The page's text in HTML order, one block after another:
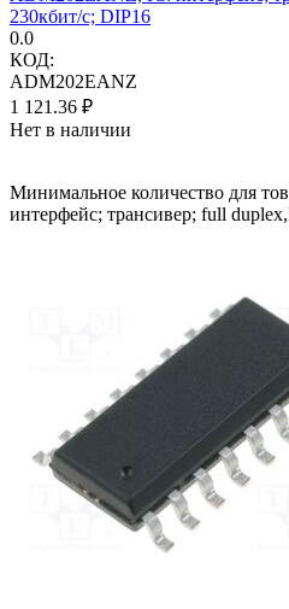
230кбит/с; DIP16
0.0
КОД:
ADM202EANZ
1 121.36 ₽
Нет в наличии
Минимальное количество для
интерфейс; трансивер; full